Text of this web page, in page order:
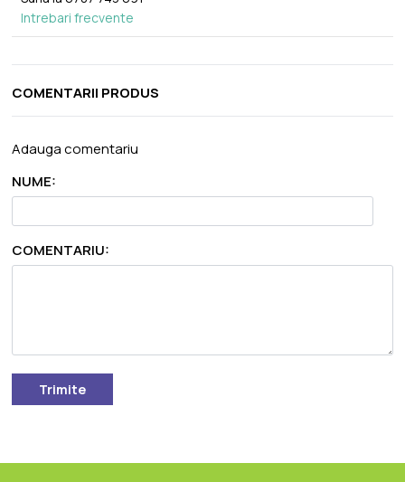
Intrebari frecvente
COMENTARII PRODUS
Adauga comentariu
NUME:
COMENTARIU:
Trimite